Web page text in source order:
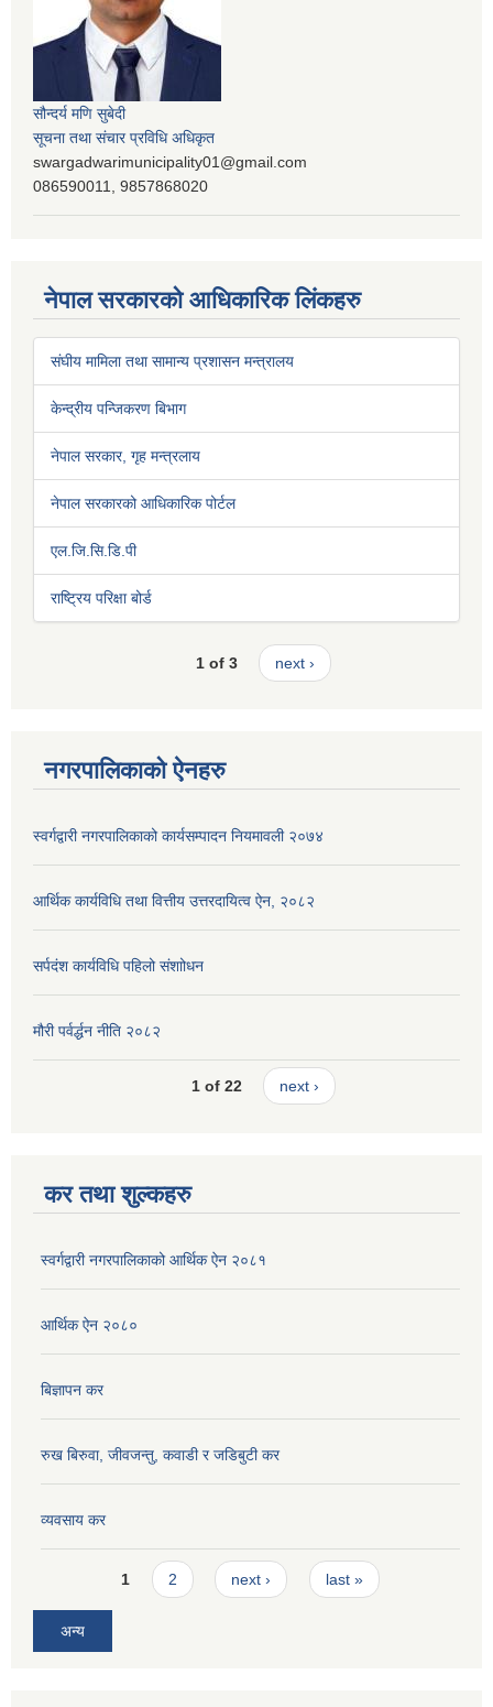
सौन्दर्य मणि सुबेदी
सूचना तथा संचार प्रविधि अधिकृत
swargadwarimunicipality01@gmail.com
086590011, 9857868020
नेपाल सरकारको आधिकारिक लिंकहरु
संघीय मामिला तथा सामान्य प्रशासन मन्त्रालय
केन्द्रीय पन्जिकरण बिभाग
नेपाल सरकार, गृह मन्त्रलाय
नेपाल सरकारको आधिकारिक पोर्टल
एल.जि.सि.डि.पी
राष्ट्रिय परिक्षा बोर्ड
1 of 3 next ›
नगरपालिकाको ऐनहरु
स्वर्गद्वारी नगरपालिकाको कार्यसम्पादन नियमावली २०७४
आर्थिक कार्यविधि तथा वित्तीय उत्तरदायित्व ऐन, २०८२
सर्पदंश कार्यविधि पहिलो संशाोधन
मौरी पर्वर्द्धन नीति २०८२
1 of 22 next ›
कर तथा शुल्कहरु
स्वर्गद्वारी नगरपालिकाको आर्थिक ऐन २०८१
आर्थिक ऐन २०८०
बिज्ञापन कर
रुख बिरुवा, जीवजन्तु, कवाडी र जडिबुटी कर
व्यवसाय कर
Pages1 2 next › last »
अन्य